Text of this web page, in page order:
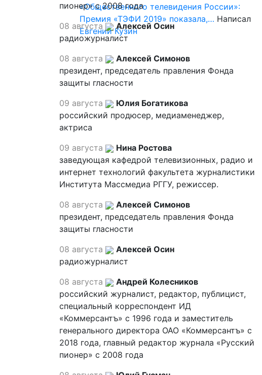
«Общественного телевидения России»:
Премия «ТЭФИ 2019» показала,… Написал
Евгений Кузин
пионер» с 2008 года
08 августа
Алексей Осин
радиожурналист
08 августа
Алексей Симонов
президент, председатель правления Фонда
защиты гласности
09 августа
Юлия Богатикова
российский продюсер, медиаменеджер,
актриса
09 августа
Нина Ростова
заведующая кафедрой телевизионных, радио и
интернет технологий факультета журналистики
Института Массмедиа РГГУ, режиссер.
08 августа
Алексей Симонов
президент, председатель правления Фонда
защиты гласности
08 августа
Алексей Осин
радиожурналист
08 августа
Андрей Колесников
российский журналист, редактор, публицист,
специальный корреспондент ИД
«Коммерсантъ» с 1996 года и заместитель
генерального директора ОАО «Коммерсантъ» с
2018 года, главный редактор журнала «Русский
пионер» с 2008 года